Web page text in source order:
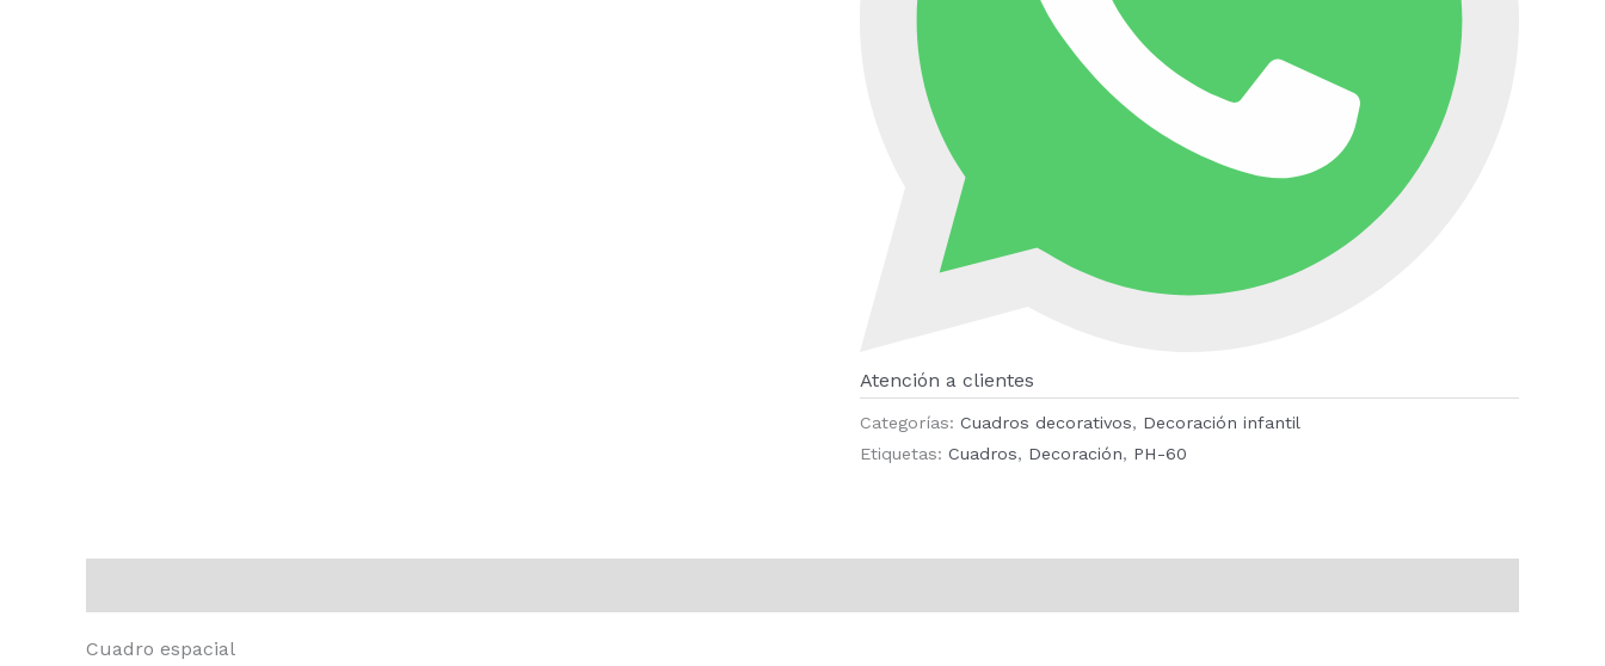
Atención a clientes
Categorías: Cuadros decorativos, Decoración infantil
Etiquetas: Cuadros, Decoración, PH-60
Cuadro espacial